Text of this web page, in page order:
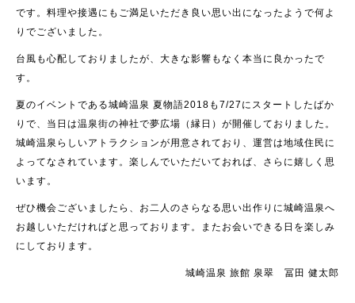
です。料理や接遇にもご満足いただき良い思い出になったようで何よ
りでございました。
台風も心配しておりましたが、大きな影響もなく本当に良かったで
す。
夏のイベントである城崎温泉 夏物語2018も7/27にスタートしたばか
りで、当日は温泉街の神社で夢広場（縁日）が開催しておりました。
城崎温泉らしいアトラクションが用意されており、運営は地域住民に
よってなされています。楽しんでいただいておれば、さらに嬉しく思
います。
ぜひ機会ございましたら、お二人のさらなる思い出作りに城崎温泉へ
お越しいただければと思っております。またお会いできる日を楽しみ
にしております。
城崎温泉 旅館 泉翠 冨田 健太郎